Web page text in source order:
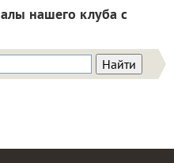
нашего клуба с